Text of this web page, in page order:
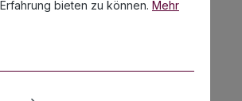
bieten zu können. Mehr